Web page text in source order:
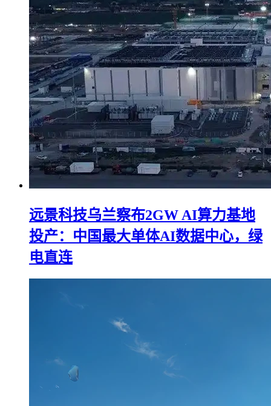
远景科技乌兰察布2GW AI算力基地
投产：中国最大单体AI数据中心，绿
电直连